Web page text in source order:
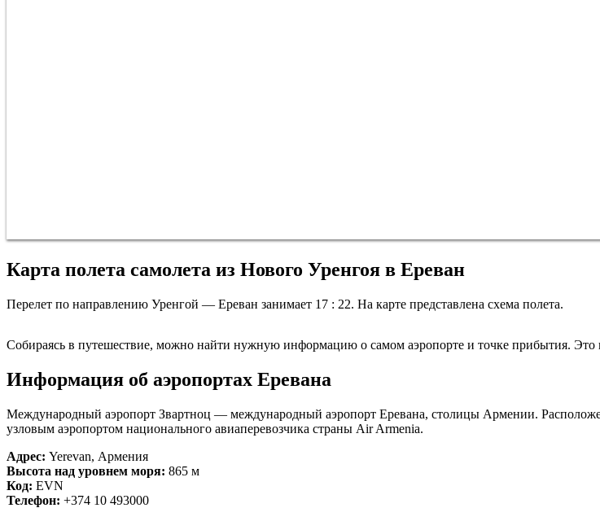
Карта полета самолета из Нового Уренгоя в Ереван
Перелет по направлению Уренгой — Ереван занимает 17 : 22. На карте представлена схема полета.
Уренгой
Собираясь в путешествие, можно найти нужную информацию о самом аэропорте и точке прибытия. Это
Информация об аэропортах Еревана
Международный аэропорт Звартноц — международный аэропорт Еревана, столицы Армении.
узловым аэропортом национального авиаперевозчика страны Air Armenia.
Адрес: Yerevan, Армения
Высота над уровнем моря: 865 м
Код: EVN
Телефон: +374 10 493000